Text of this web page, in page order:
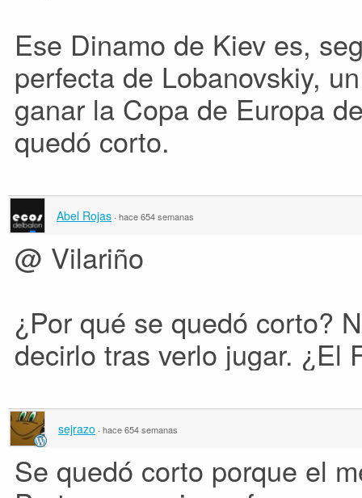
Ese Dinamo de Kiev es,
perfecta de Lobanovskiy,
ganar la Copa de Europa
quedó corto.
Abel Rojas · hace 654 semanas
@ Vilariño
¿Por qué se quedó corto?
decirlo tras verlo jugar. ¿El
sejrazo · hace 654 semanas
Se quedó corto porque el